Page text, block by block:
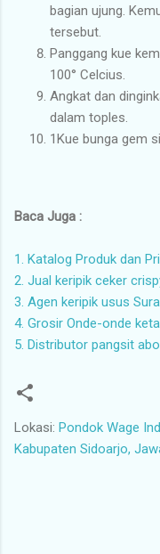
bagian ujung.
tersebut.
Panggang kue
100° Celcius.
Angkat dan
dalam toples.
1Kue bunga gem
Baca Juga :
1. Katalog Produk dan
2. Jual keripik ceker
3. Agen keripik usus
4. Grosir Onde-onde
5. Distributor pangsit
Lokasi: Pondok Wage
Kabupaten Sidoarjo,